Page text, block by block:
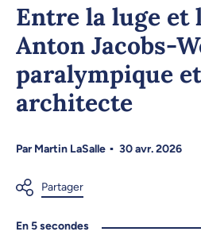
Entre la luge et
Anton Jacobs-
paralympique
architecte
ParMartin LaSalle 30 avr. 2026
En 5 secondes